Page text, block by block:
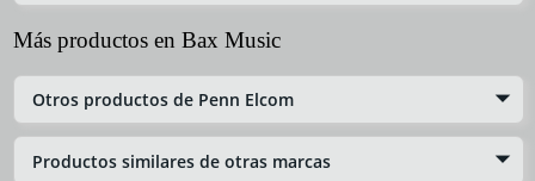
Más productos en Bax Music
Otros productos de Penn Elcom
Productos similares de otras marcas